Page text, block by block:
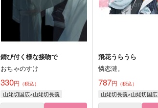
錆び付く様な接吻で
おちゃのすけ
330円 （税込）
山姥切国広×山姥切長義
飛花うらうら
憐恋漣。
787円 （税込）
山姥切長義×山姥切国広